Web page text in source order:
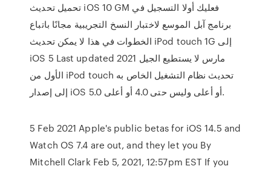
تحميل تحديث iOS 10 GM فعليك أولا التسجيل في
برنامج آبل الموسع لاختبار النسخ التجريبية مجانًا باتباع
الخطوات في هذا لا يمكن تحديث iPod touch 1G إلى
iOS 5 Last updated 2021 مارس لا يستطيع الجيل
الأول من iPod touch تحديث نظام التشغيل الخاص به
إلى إصدار iOS 5.0 أو أعلى وليس حتى 4.0 أو أعلى.
5 Feb 2021 Apple's public betas for iOS 14.5 and
Watch OS 7.4 are out, and they let you By
Mitchell Clark Feb 5, 2021, 12:57pm EST If you